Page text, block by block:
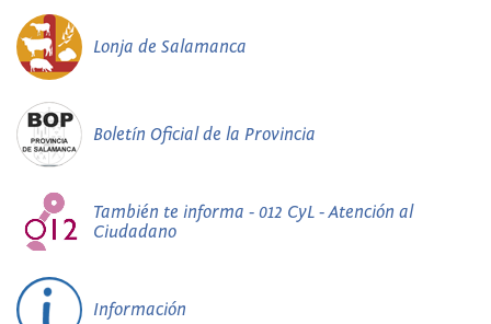
Lonja de Salamanca
Boletín Oficial de la Provincia
También te informa - 012 CyL - Atención al
Ciudadano
Información